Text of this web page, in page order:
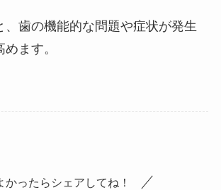
、歯の機能的な問題や症状が発生
ます。
かったらシェアしてね！